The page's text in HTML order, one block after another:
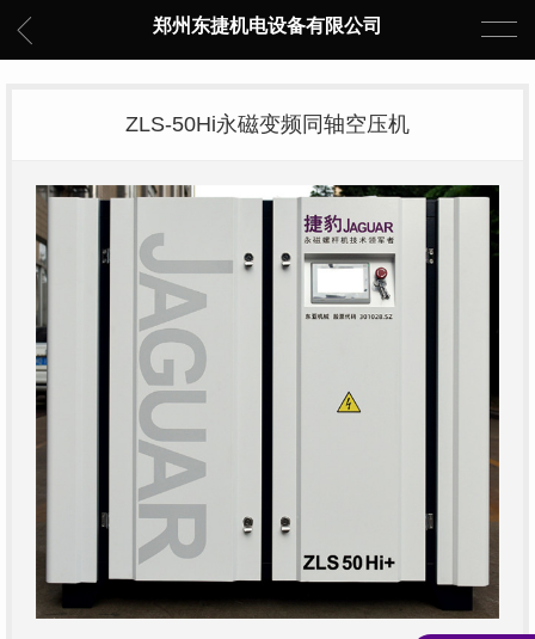
郑州东捷机电设备有限公司
ZLS-50Hi永磁变频同轴空压机